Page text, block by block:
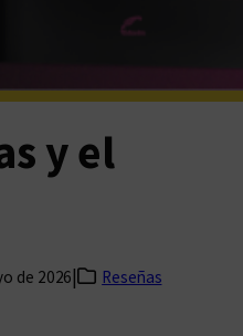
y el
de 2026| Reseñas